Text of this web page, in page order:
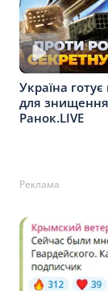
Україна
для знищення
Ранок.LIVE
Реклама